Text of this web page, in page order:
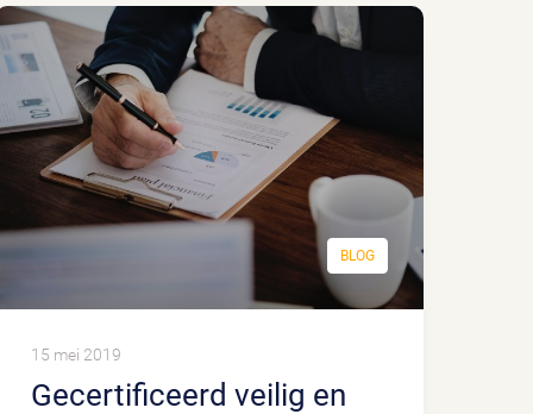
BLOG
Gecertificeerd veilig en
15 mei 2019